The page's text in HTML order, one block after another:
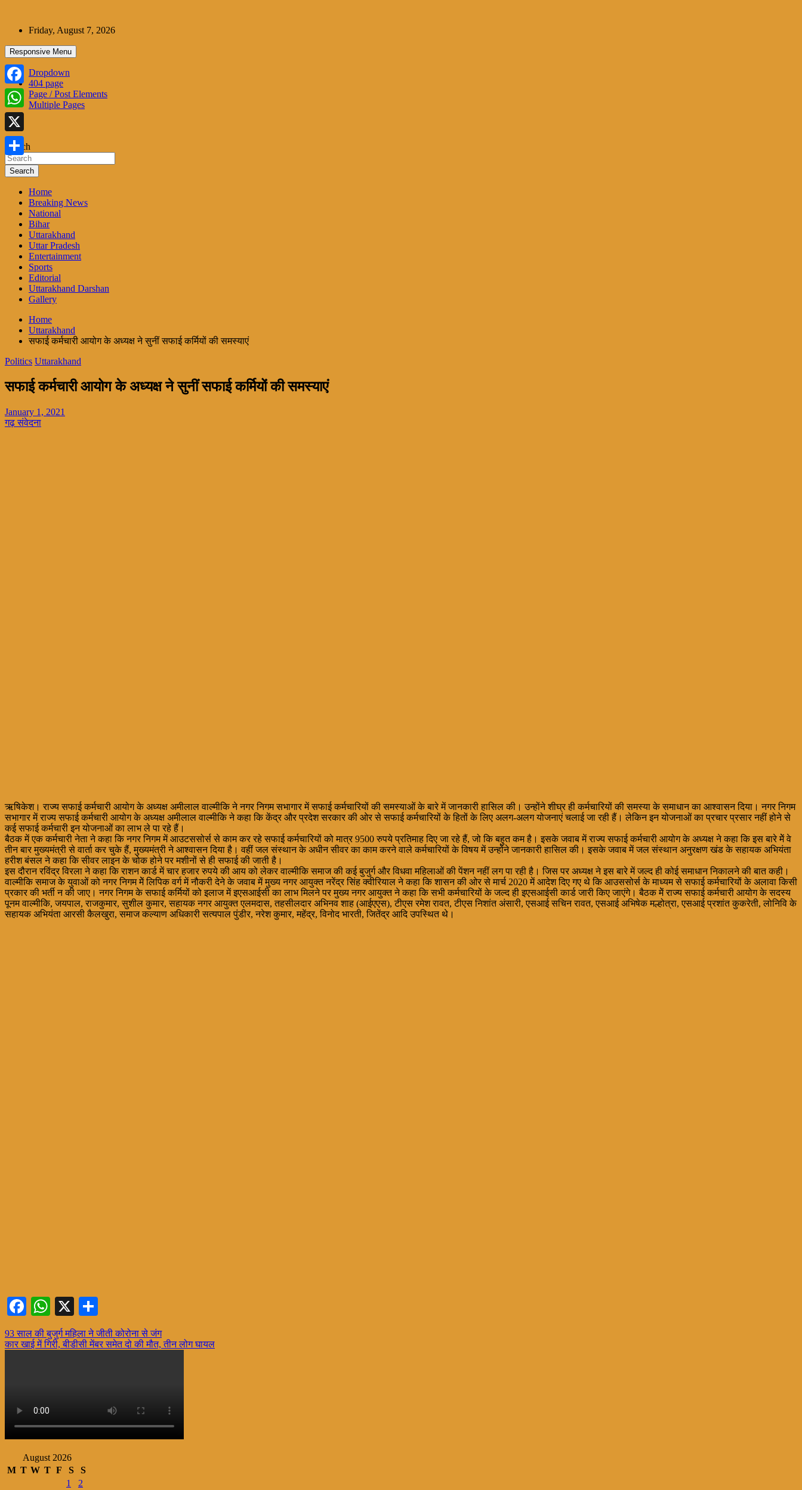
contentFriday, August 7, 2026
Responsive Menu
Dropdown
404 page
Page / Post Elements
Multiple Pages
Search
Search
Home
Breaking News
National
Bihar
Uttarakhand
Uttar Pradesh
Entertainment
Sports
Editorial
Uttarakhand Darshan
Gallery
Home
Uttarakhand
सफाई कर्मचारी आयोग के अध्यक्ष ने सुनीं सफाई कर्मियों की समस्याएं
Politics Uttarakhand
सफाई कर्मचारी आयोग के अध्यक्ष ने सुनीं सफाई कर्मियों की समस्याएं
January 1, 2021
गढ़ संवेदना
ऋषिकेश। राज्य सफाई कर्मचारी आयोग के अध्यक्ष अमीलाल वाल्मीकि ने नगर निगम सभागार में सफाई कर्मचारियों की समस्याओं के बारे में जानकारी हासिल की। उन्होंने शीघ्र ही कर्मचारियों की समस्या के समाधान का आश्वासन दिया। नगर निगम
सभागार में राज्य सफाई कर्मचारी आयोग के अध्यक्ष अमीलाल वाल्मीकि ने कहा कि केंद्र और प्रदेश सरकार की ओर से सफाई कर्मचारियों के हितों के लिए अलग-अलग योजनाएं चलाई जा रही हैं। लेकिन इन योजनाओं का प्रचार प्रसार नहीं होने से
कई सफाई कर्मचारी इन योजनाओं का लाभ ले पा रहे हैं।
बैठक में एक कर्मचारी नेता ने कहा कि नगर निगम में आउटससोर्स से काम कर रहे सफाई कर्मचारियों को मात्र 9500 रुपये प्रतिमाह दिए जा रहे हैं, जो कि बहुत कम है। इसके जवाब में राज्य सफाई कर्मचारी आयोग के अध्यक्ष ने कहा कि इस बारे मेें वे
तीन बार मुख्यमंत्री से वार्ता कर चुके हैं, मुख्यमंत्री ने आश्वासन दिया है। वहीं जल संस्थान के अधीन सीवर का काम करने वाले कर्मचारियों के विषय में उन्होंने जानकारी हासिल की। इसके जवाब में जल संस्थान अनुरक्षण खंड के सहायक अभियंता
हरीश बंसल ने कहा कि सीवर लाइन के चोक होने पर मशीनों से ही सफाई की जाती है।
इस दौरान रविंद्र विरला ने कहा कि राशन कार्ड में चार हजार रुपये की आय को लेकर वाल्मीकि समाज की कई बुजुर्ग और विधवा महिलाओं की पेंशन नहीं लग पा रही है। जिस पर अध्यक्ष ने इस बारे में जल्द ही कोई समाधान निकालने की बात कही।
वाल्मीकि समाज के युवाओं को नगर निगम मेें लिपिक वर्ग में नौकरी देने के जवाब में मुख्य नगर आयुक्त नरेंद्र सिंह क्वीरियाल ने कहा कि शासन की ओर से मार्च 2020 में आदेश दिए गए थे कि आउससोर्स के माध्यम से सफाई कर्मचारियों के अलावा किसी
प्रकार की भर्ती न की जाए। नगर निगम के सफाई कर्मियों को इलाज में इएसआईसी का लाभ मिलने पर मुख्य नगर आयुक्त ने कहा कि सभी कर्मचारियों के जल्द ही इएसआईसी कार्ड जारी किए जाएंगे। बैठक मेें राज्य सफाई कर्मचारी आयोग के सदस्य
पूनम वाल्मीकि, जयपाल, राजकुमार, सुशील कुमार, सहायक नगर आयुक्त एलमदास, तहसीलदार अभिनव शाह (आईएएस), टीएस रमेश रावत, टीएस निशांत अंसारी, एसआई सचिन रावत, एसआई अभिषेक मल्होत्रा, एसआई प्रशांत कुकरेती, लोनिवि के
सहायक अभियंता आरसी कैलखुरा, समाज कल्याण अधिकारी सत्यपाल पुंडीर, नरेश कुमार, महेंद्र, विनोद भारती, जितेंद्र आदि उपस्थित थे।
Facebook
WhatsApp
X
Post
navigation
93 साल की बुजुर्ग महिला ने जीती कोरोना से जंग
कार खाई में गिरी, बीडीसी मेंबर समेत दो की मौत, तीन लोग घायल
August 2026
M T W T F S
S
1
2
Facebook
WhatsApp
X
Share